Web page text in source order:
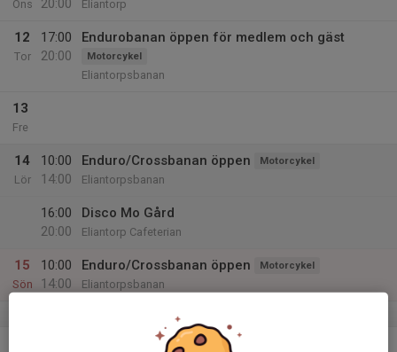
Ons
20:00
Eliantorp
12
Tor
17:00
20:00
Endurobanan öppen för medlem och gäst
Motorcykel
Eliantorpsbanan
13
Fre
14
Lör
10:00
14:00
Enduro/Crossbanan öppen Motorcykel
Eliantorpsbanan
16:00
20:00
Disco Mo Gård
Eliantorp Cafeterian
15
Sön
10:00
14:00
Enduro/Crossbanan öppen Motorcykel
Eliantorpsbanan
Månadsträff Bilsektionen